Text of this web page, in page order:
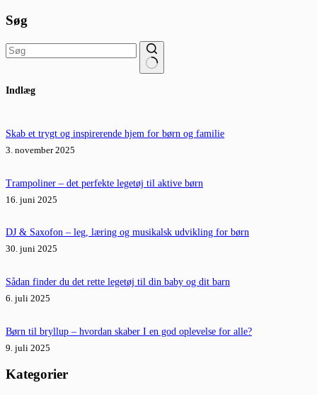
Søg
resultater
Indlæg
Skab et trygt og inspirerende hjem for børn og familie
3. november 2025
Trampoliner – det perfekte legetøj til aktive børn
16. juni 2025
DJ & Saxofon – leg, læring og musikalsk udvikling for børn
30. juni 2025
Sådan finder du det rette legetøj til din baby og dit barn
6. juli 2025
Børn til bryllup – hvordan skaber I en god oplevelse for alle?
9. juli 2025
Kategorier